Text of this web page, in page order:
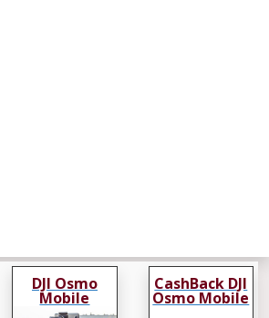
DJI Osmo
Mobile
CashBack DJI
Osmo Mobile